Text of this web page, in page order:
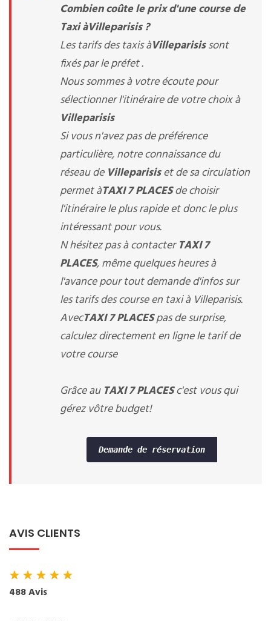
Combien coûte le prix d'une course de
Taxi àVilleparisis?
Les tarifs des taxis àVilleparisissont
fixés par le préfet .
Nous sommes à votre écoute pour
sélectionner l'itinéraire de votre choix à
Villeparisis
Si vous n'avez pas de préférence
particulière, notre connaissance du
réseau de Villeparisiset de sa circulation
permet àTAXI 7 PLACESde choisir
l'itinéraire le plus rapide et donc le plus
intéressant pour vous.
N hésitez pas à contacterTAXI 7
PLACES, même quelques heures à
l'avance pour tout demande d'infos sur
les tarifs des course en taxi à Villeparisis.
AvecTAXI 7 PLACESpas de surprise,
calculez directement en ligne le tarif de
votre course
Grâce au TAXI 7 PLACESc'est vous qui
gérez vôtre budget!
Demande de réservation
AVIS CLIENTS
★★★★★
488 Avis